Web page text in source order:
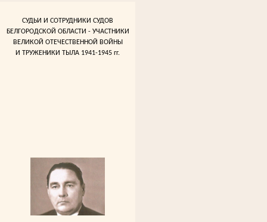
СУДЬИ И СОТРУДНИКИ СУДОВ
БЕЛГОРОДСКОЙ ОБЛАСТИ - УЧАСТНИКИ
ВЕЛИКОЙ ОТЕЧЕСТВЕННОЙ ВОЙНЫ
И ТРУЖЕНИКИ ТЫЛА 1941-1945 гг.